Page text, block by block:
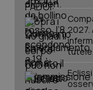
2027.
tutele